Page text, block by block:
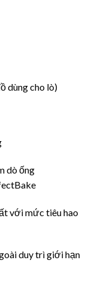
dùng cho lò)
dò ống
với mức tiêu hao
duy trì giới hạn